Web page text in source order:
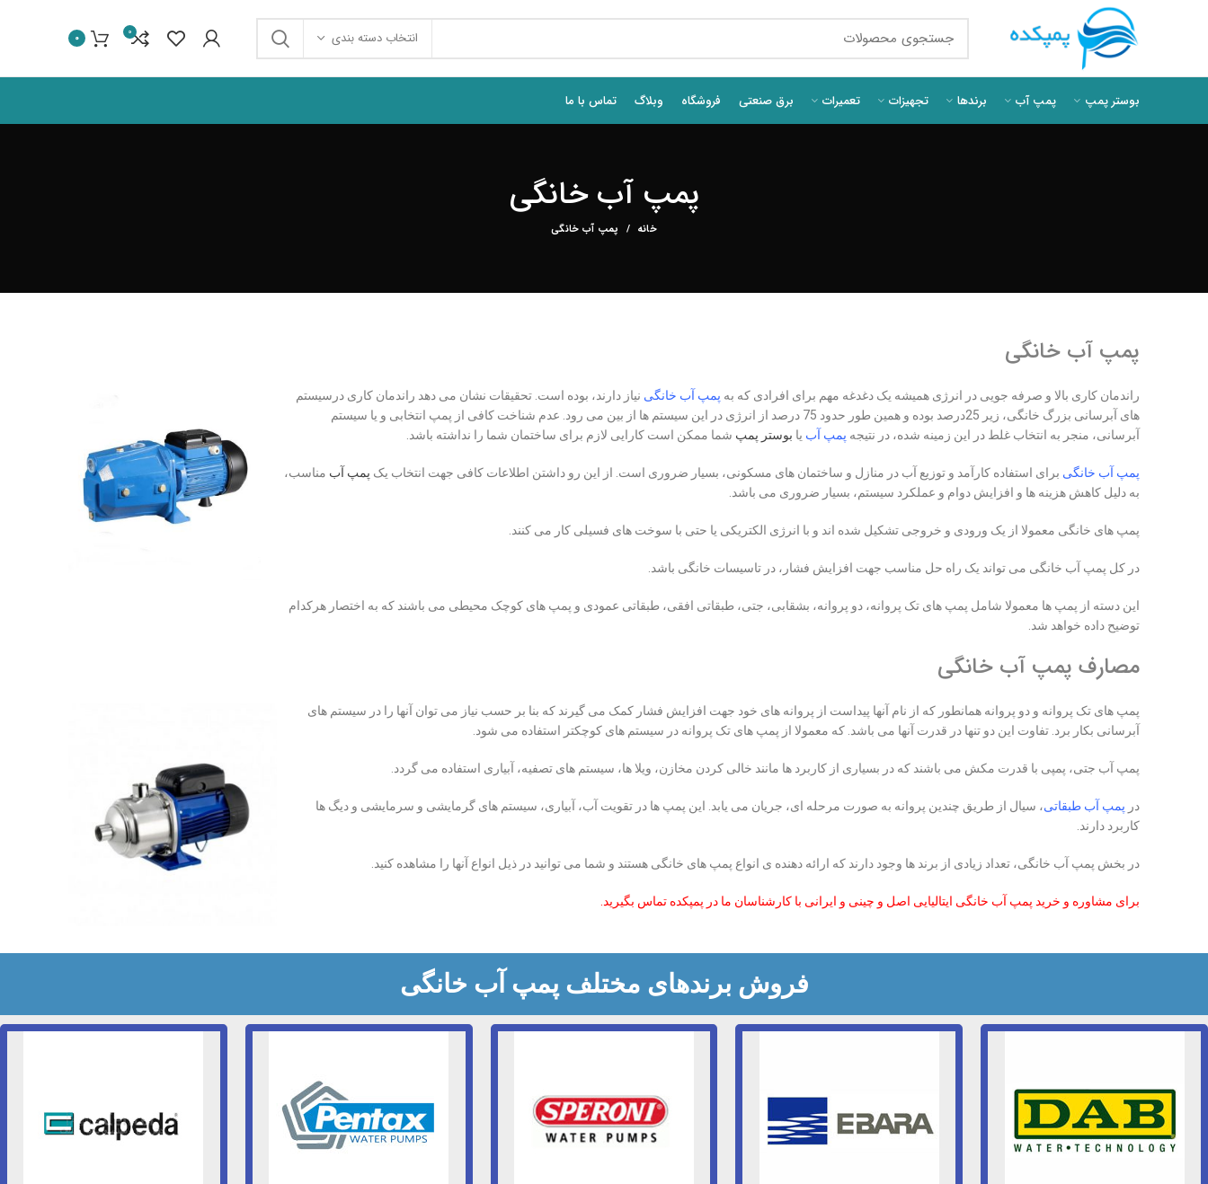
انتخاب دسته بندی 0
0
بوستر پمپ پمپ آب برندها تجهیزات تعمیرات برق صنعتی فروشگاه وبلاگ تماس با ما
پمپ آب خانگی
خانه پمپ آب خانگی
پمپ آب خانگی
راندمان کاری بالا و صرفه جویی در انرژی همیشه یک دغدغه مهم برای افرادی که به پمپ آب خانگی نیاز دارند، بوده است. تحقیقات نشان می دهد راندمان کاری درسیستم
های آبرسانی بزرگ خانگی، زیر 25درصد بوده و همین طور حدود 75 درصد از انرژی در این سیستم ها از بین می رود. عدم شناخت کافی از پمپ انتخابی و یا سیستم
آبرسانی، منجر به انتخاب غلط در این زمینه شده، در نتیجه پمپ آب یا بوستر پمپ شما ممکن است کارایی لازم برای ساختمان شما را نداشته باشد.
پمپ آب خانگی برای استفاده کارآمد و توزیع آب در منازل و ساختمان های مسکونی، بسیار ضروری است. از این رو داشتن اطلاعات کافی جهت انتخاب یک پمپ آب مناسب،
به دلیل کاهش هزینه ها و افزایش دوام و عملکرد سیستم، بسیار ضروری می باشد.
پمپ های خانگی معمولا از یک ورودی و خروجی تشکیل شده اند و با انرژی الکتریکی یا حتی با سوخت های فسیلی کار می کنند.
در کل پمپ آب خانگی می تواند یک راه حل مناسب جهت افزایش فشار، در تاسیسات خانگی باشد.
این دسته از پمپ ها معمولا شامل پمپ های تک پروانه، دو پروانه، بشقابی، جتی، طبقاتی افقی، طبقاتی عمودی و پمپ های کوچک محیطی می باشند که به اختصار هرکدام
توضیح داده خواهد شد.
مصارف پمپ آب خانگی
پمپ های تک پروانه و دو پروانه همانطور که از نام آنها پیداست از پروانه های خود جهت افزایش فشار کمک می گیرند که بنا بر حسب نیاز می توان آنها را در سیستم های
آبرسانی بکار برد. تفاوت این دو تنها در قدرت آنها می باشد. که معمولا از پمپ های تک پروانه در سیستم های کوچکتر استفاده می شود.
پمپ آب جتی، پمپی با قدرت مکش می باشند که در بسیاری از کاربرد ها مانند خالی کردن مخازن، ویلا ها، سیستم های تصفیه، آبیاری استفاده می گردد.
در پمپ آب طبقاتی، سیال از طریق چندین پروانه به صورت مرحله ای، جریان می یابد. این پمپ ها در تقویت آب، آبیاری، سیستم های گرمایشی و سرمایشی و دیگ ها
کاربرد دارند.
در بخش پمپ آب خانگی، تعداد زیادی از برند ها وجود دارند که ارائه دهنده ی انواع پمپ های خانگی هستند و شما می توانید در ذیل انواع آنها را مشاهده کنید.
برای مشاوره و خرید پمپ آب خانگی ایتالیایی اصل و چینی و ایرانی با کارشناسان ما در پمپکده تماس بگیرید.
فروش برندهای مختلف پمپ آب خانگی